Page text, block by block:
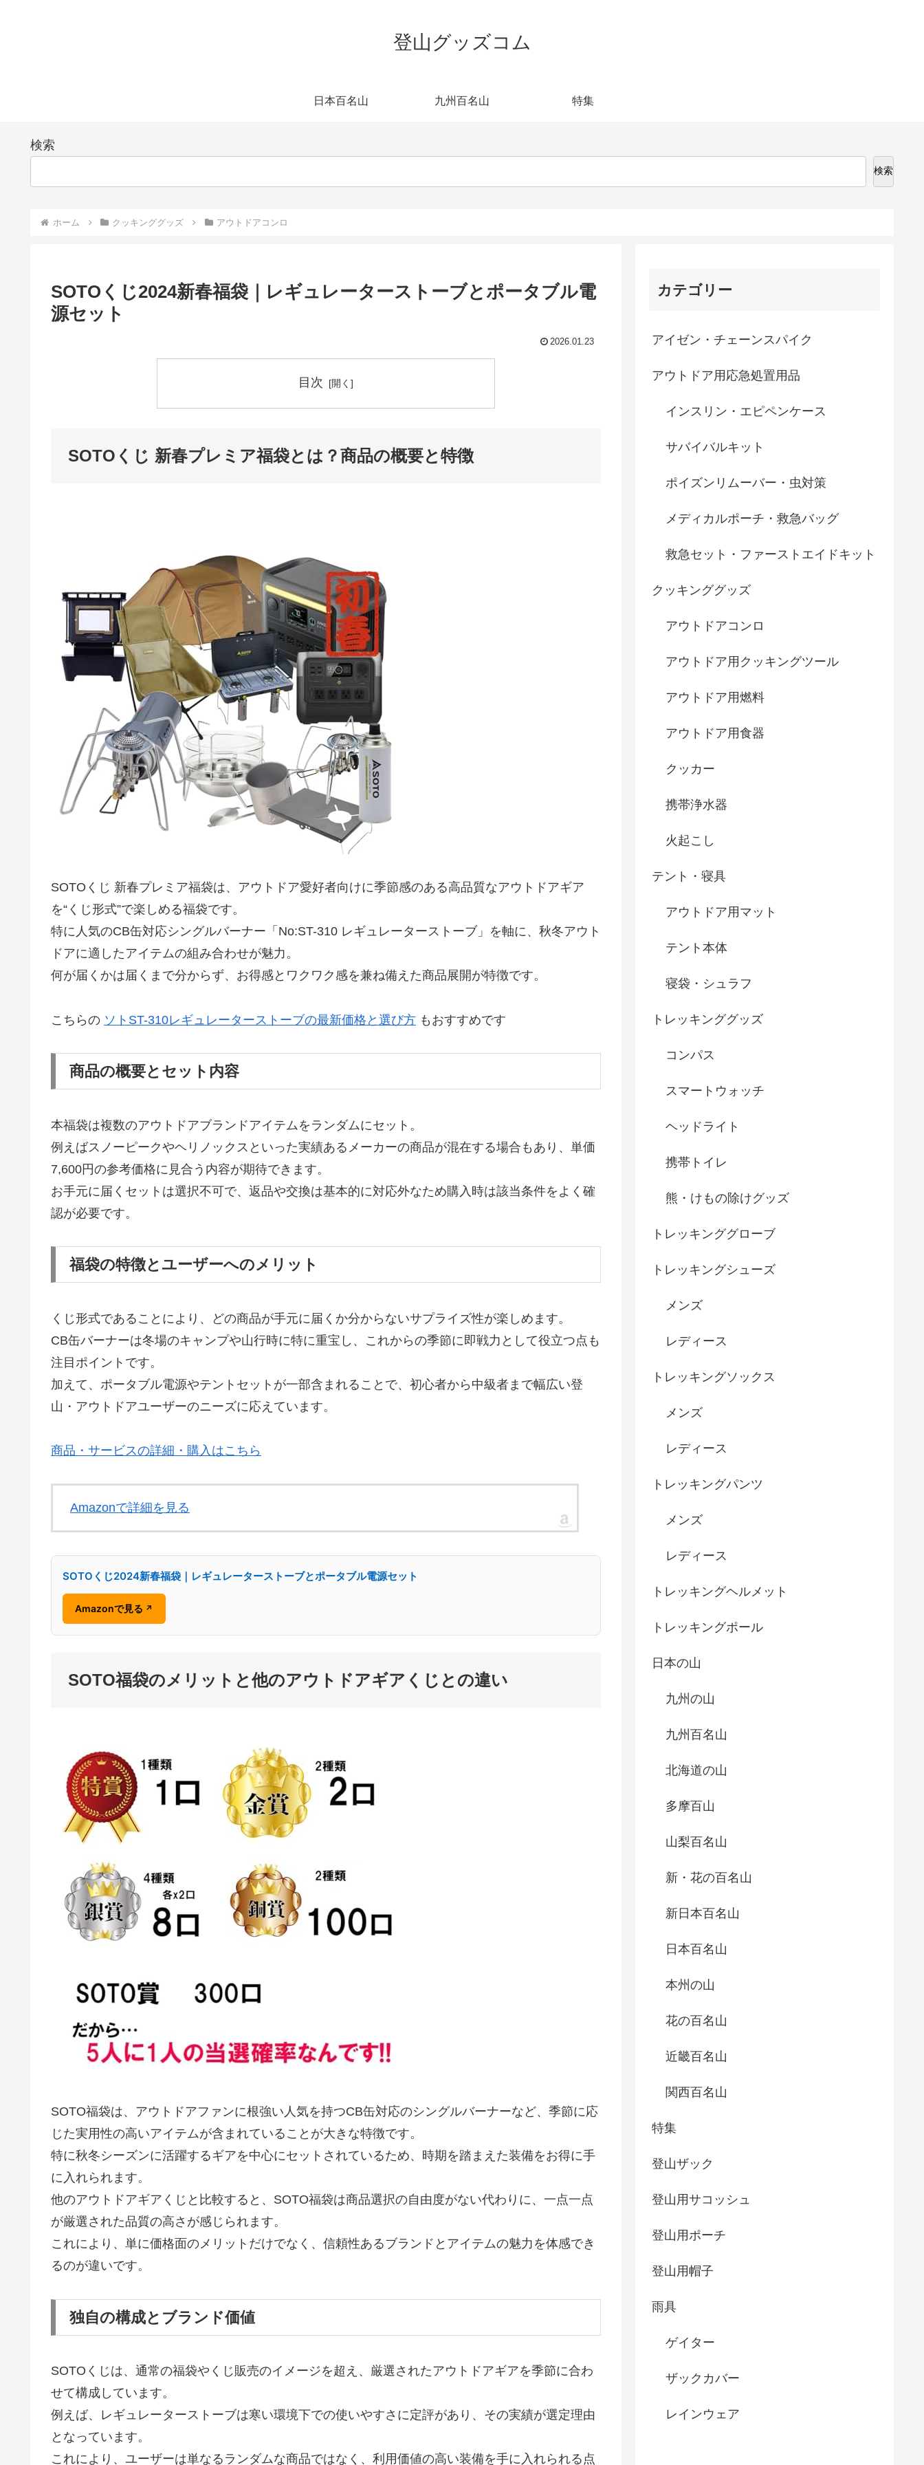
登山グッズコム
日本百名山 九州百名山 特集
検索
検索
ホーム クッキンググッズ アウトドアコンロ
SOTOくじ2024新春福袋｜レギュレーターストーブとポータブル電
源セット
2026.01.23
目次
SOTOくじ 新春プレミア福袋とは？商品の概要と特徴
SOTOくじ 新春プレミア福袋は、アウトドア愛好者向けに季節感のある高品質なアウトドアギア
を“くじ形式”で楽しめる福袋です。
特に人気のCB缶対応シングルバーナー「No:ST-310 レギュレーターストーブ」を軸に、秋冬アウト
ドアに適したアイテムの組み合わせが魅力。
何が届くかは届くまで分からず、お得感とワクワク感を兼ね備えた商品展開が特徴です。
こちらの ソトST-310レギュレーターストーブの最新価格と選び方 もおすすめです
商品の概要とセット内容
本福袋は複数のアウトドアブランドアイテムをランダムにセット。
例えばスノーピークやヘリノックスといった実績あるメーカーの商品が混在する場合もあり、単価
7,600円の参考価格に見合う内容が期待できます。
お手元に届くセットは選択不可で、返品や交換は基本的に対応外なため購入時は該当条件をよく確
認が必要です。
福袋の特徴とユーザーへのメリット
くじ形式であることにより、どの商品が手元に届くか分からないサプライズ性が楽しめます。
CB缶バーナーは冬場のキャンプや山行時に特に重宝し、これからの季節に即戦力として役立つ点も
注目ポイントです。
加えて、ポータブル電源やテントセットが一部含まれることで、初心者から中級者まで幅広い登
山・アウトドアユーザーのニーズに応えています。
商品・サービスの詳細・購入はこちら
Amazonで詳細を見る
SOTOくじ2024新春福袋｜レギュレーターストーブとポータブル電源セット
Amazonで見る ↗
SOTO福袋のメリットと他のアウトドアギアくじとの違い
SOTO福袋は、アウトドアファンに根強い人気を持つCB缶対応のシングルバーナーなど、季節に応
じた実用性の高いアイテムが含まれていることが大きな特徴です。
特に秋冬シーズンに活躍するギアを中心にセットされているため、時期を踏まえた装備をお得に手
に入れられます。
他のアウトドアギアくじと比較すると、SOTO福袋は商品選択の自由度がない代わりに、一点一点
が厳選された品質の高さが感じられます。
これにより、単に価格面のメリットだけでなく、信頼性あるブランドとアイテムの魅力を体感でき
るのが違いです。
独自の構成とブランド価値
SOTOくじは、通常の福袋やくじ販売のイメージを超え、厳選されたアウトドアギアを季節に合わ
せて構成しています。
例えば、レギュレーターストーブは寒い環境下での使いやすさに定評があり、その実績が選定理由
となっています。
これにより、ユーザーは単なるランダムな商品ではなく、利用価値の高い装備を手に入れられる点
カテゴリー
アイゼン・チェーンスパイク
アウトドア用応急処置用品
インスリン・エピペンケース
サバイバルキット
ポイズンリムーバー・虫対策
メディカルポーチ・救急バッグ
救急セット・ファーストエイドキット
クッキンググッズ
アウトドアコンロ
アウトドア用クッキングツール
アウトドア用燃料
アウトドア用食器
クッカー
携帯浄水器
火起こし
テント・寝具
アウトドア用マット
テント本体
寝袋・シュラフ
トレッキンググッズ
コンパス
スマートウォッチ
ヘッドライト
携帯トイレ
熊・けもの除けグッズ
トレッキンググローブ
トレッキングシューズ
メンズ
レディース
トレッキングソックス
メンズ
レディース
トレッキングパンツ
メンズ
レディース
トレッキングヘルメット
トレッキングポール
日本の山
九州の山
九州百名山
北海道の山
多摩百山
山梨百名山
新・花の百名山
新日本百名山
日本百名山
本州の山
花の百名山
近畿百名山
関西百名山
特集
登山ザック
登山用サコッシュ
登山用ポーチ
登山用帽子
雨具
ゲイター
ザックカバー
レインウェア